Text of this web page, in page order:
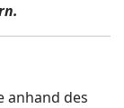
anhand des